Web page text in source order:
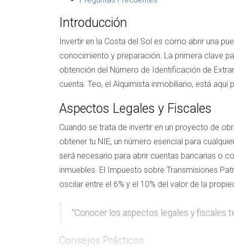
Introducción
Invertir en la Costa del Sol es como abrir una
conocimiento y preparación. La primera clave
obtención del Número de Identificación de
cuenta. Teo, el Alquimista inmobiliario, está
Aspectos Legales y Fiscales
Cuando se trata de invertir en un proyecto de
obtener tu NIE, un número esencial para
será necesario para abrir cuentas bancarias o
inmuebles. El Impuesto sobre Transmisiones
oscilar entre el 6% y el 10% del valor de la
“Conocer los aspectos legales y fiscales
Consejos Prácticos